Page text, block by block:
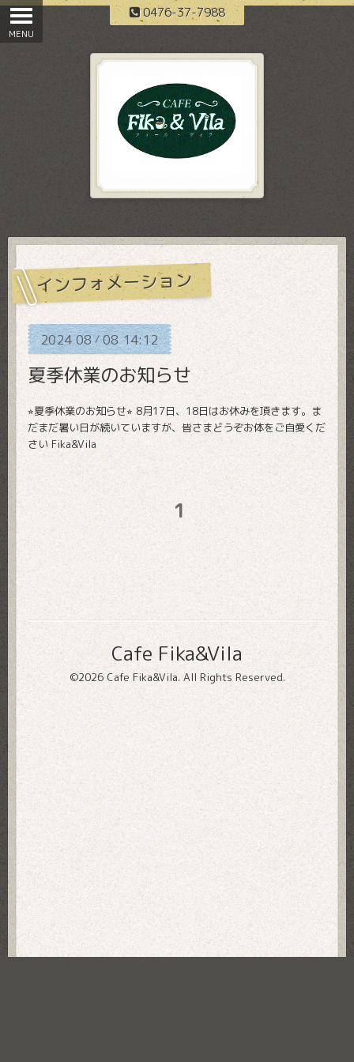
0476-37-7988
インフォメーション
2024 08/08 14:12
夏季休業のお知らせ
⭐︎夏季休業のお知らせ⭐︎ 8月17日、18日はお休みを頂きます。ま
だまだ暑い日が続いていますが、皆さまどうぞお体をご自愛くだ
さい Fika&Vila
1
Cafe Fika&Vila
©2026 Cafe Fika&Vila. All Rights Reserved.